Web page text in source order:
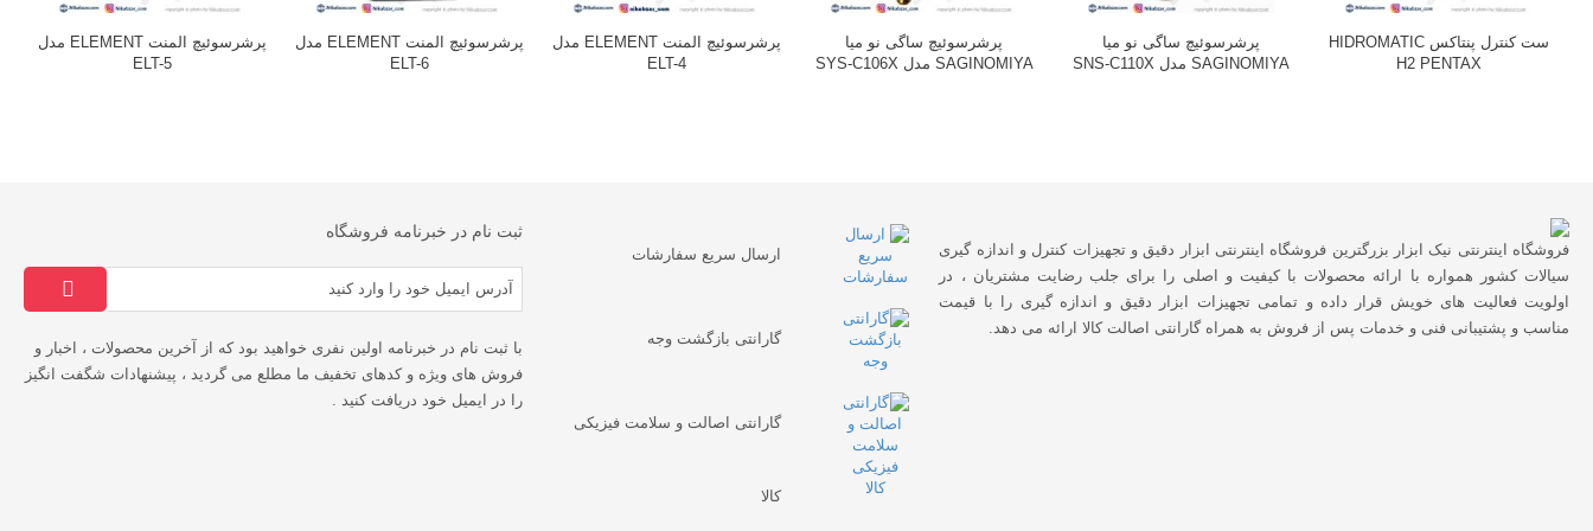
پرشرسوئیچ المنت ELEMENT مدل
ELT-5
پرشرسوئیچ المنت ELEMENT مدل
ELT-6
پرشرسوئیچ المنت ELEMENT مدل
ELT-4
پرشرسوئیچ ساگی نو میا
SAGINOMIYA مدل SYS-C106X
پرشرسوئیچ ساگی نو میا
SAGINOMIYA مدل SNS-C110X
ست کنترل پنتاکس HIDROMATIC
H2 PENTAX
فروشگاه اینترنتی نیک ابزار بزرگترین فروشگاه اینترنتی ابزار دقیق و تجهیزات کنترل و اندازه گیری
سیالات کشور همواره با ارائه محصولات با کیفیت و اصلی را برای جلب رضایت مشتریان ، در
اولویت فعالیت های خویش قرار داده و تمامی تجهیزات ابزار دقیق و اندازه گیری را با قیمت
مناسب و پشتیبانی فنی و خدمات پس از فروش به همراه گارانتی اصالت کالا ارائه می دهد.
ارسال سریع سفارشات
گارانتی بازگشت وجه
گارانتی اصالت و سلامت فیزیکی
کالا
ثبت نام در خبرنامه فروشگاه
با ثبت نام در خبرنامه اولین نفری خواهید بود که از آخرین محصولات ، اخبار و
فروش های ویژه و کدهای تخفیف ما مطلع می گردید ، پیشنهادات شگفت انگیز
را در ایمیل خود دریافت کنید .